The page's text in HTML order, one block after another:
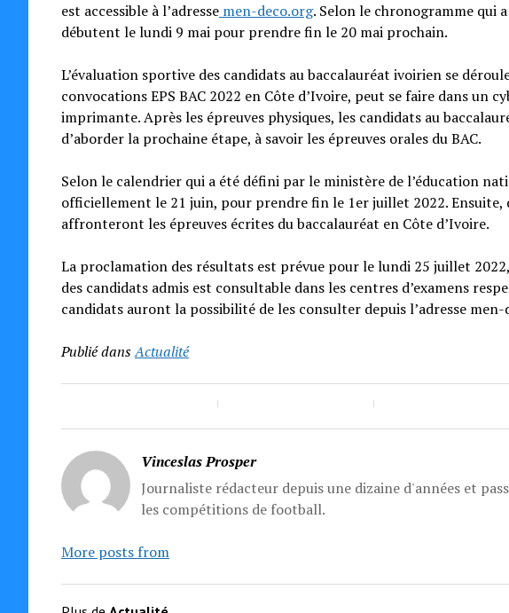
est accessible à l’adressemen-deco.org. Selon le chronogramme qui
débutent le lundi 9 mai pour prendre fin le 20 mai prochain.
L’évaluation sportive des candidats au baccalauréat ivoirien se
convocations EPS BAC 2022 en Côte d’Ivoire, peut se faire dans un
imprimante. Après les épreuves physiques, les candidats au
d’aborder la prochaine étape, à savoir les épreuves orales du BAC.
Selon le calendrier qui a été défini par le ministère de l’éducation
officiellement le 21 juin, pour prendre fin le 1er juillet 2022.
affronteront les épreuves écrites du baccalauréat en Côte d’Ivoire.
La proclamation des résultats est prévue pour le lundi 25 juillet
des candidats admis est consultable dans les centres d’examens
candidats auront la possibilité de les consulter depuis l’adresse men-
Publié dansActualité
Vinceslas Prosper
Journaliste rédacteur depuis une dizaine d'années et
les compétitions de football.
More posts from